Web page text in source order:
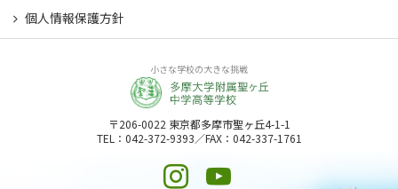
個人情報保護方針
小さな学校の大きな挑戦
〒206-0022 東京都多摩市聖ヶ丘4-1-1
TEL：042-372-9393／FAX：042-337-1761